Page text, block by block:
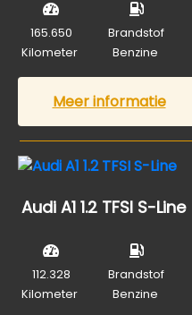
165.650
Kilometer
Brandstof
Benzine
Meer informatie
Audi A1 1.2 TFSI S-Line
112.328
Kilometer
Brandstof
Benzine